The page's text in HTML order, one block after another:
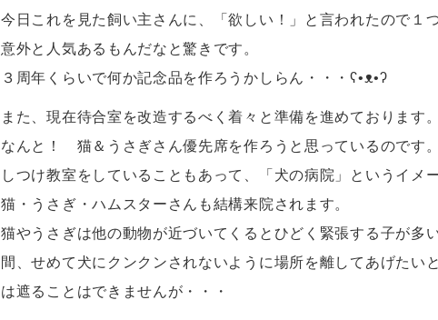
今日これを見た飼い主さんに、「欲しい！」と言われたので１
意外と人気あるもんだなと驚きです。
３周年くらいで何か記念品を作ろうかしらん・・・ʕ•ᴥ•ʔ
また、現在待合室を改造するべく着々と準備を進めております。
なんと！ 猫＆うさぎさん優先席を作ろうと思っているのです
しつけ教室をしていることもあって、「犬の病院」というイメ
猫・うさぎ・ハムスターさんも結構来院されます。
猫やうさぎは他の動物が近づいてくるとひどく緊張する子が多
間、せめて犬にクンクンされないように場所を離してあげたい
は遮ることはできませんが・・・